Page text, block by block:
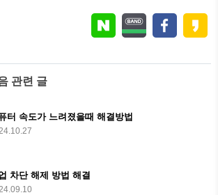
관련 글
터 속도가 느려졌을때 해결방법
차단 해제 방법 해결